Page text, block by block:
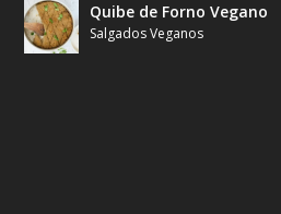
Quibe de Forno Vegano
Salgados Veganos